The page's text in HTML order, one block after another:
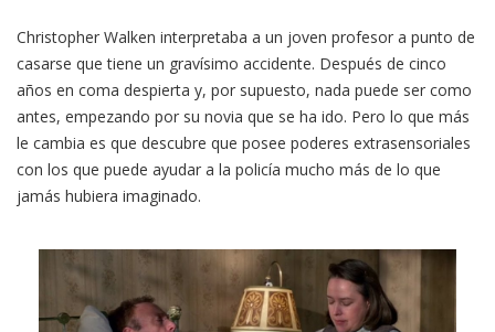
Christopher Walken interpretaba a un joven profesor a punto de
casarse que tiene un gravísimo accidente. Después de cinco
años en coma despierta y, por supuesto, nada puede ser como
antes, empezando por su novia que se ha ido. Pero lo que más
le cambia es que descubre que posee poderes extrasensoriales
con los que puede ayudar a la policía mucho más de lo que
jamás hubiera imaginado.